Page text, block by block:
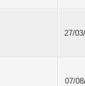
27/
07/